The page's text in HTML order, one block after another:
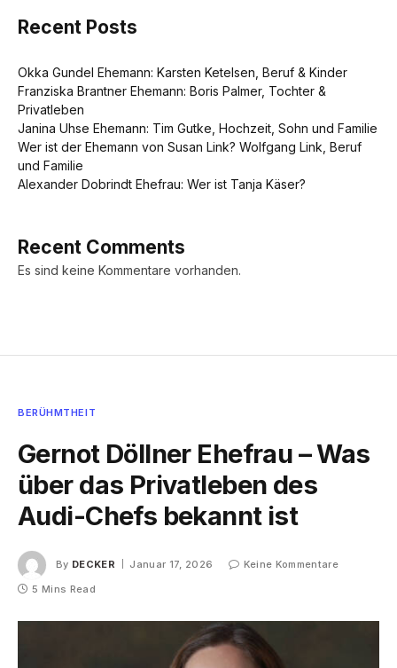
Recent Posts
Okka Gundel Ehemann: Karsten Ketelsen, Beruf & Kinder
Franziska Brantner Ehemann: Boris Palmer, Tochter &
Privatleben
Janina Uhse Ehemann: Tim Gutke, Hochzeit, Sohn und Familie
Wer ist der Ehemann von Susan Link? Wolfgang Link, Beruf
und Familie
Alexander Dobrindt Ehefrau: Wer ist Tanja Käser?
Recent Comments
Es sind keine Kommentare vorhanden.
BERÜHMTHEIT
Gernot Döllner Ehefrau – Was
über das Privatleben des
Audi-Chefs bekannt ist
By DECKER Januar 17, 2026
Keine Kommentare
5 Mins Read